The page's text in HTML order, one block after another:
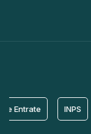
Entrate INPS